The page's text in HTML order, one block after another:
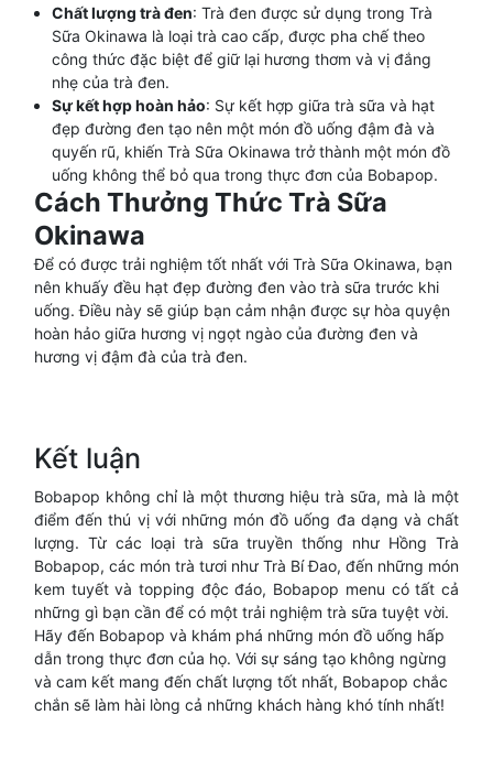
Chất lượng trà đen: Trà đen được sử dụng trong Trà
Sữa Okinawa là loại trà cao cấp, được pha chế theo
công thức đặc biệt để giữ lại hương thơm và vị đắng
nhẹ của trà đen.
Sự kết hợp hoàn hảo: Sự kết hợp giữa trà sữa và hạt
đẹp đường đen tạo nên một món đồ uống đậm đà và
quyến rũ, khiến Trà Sữa Okinawa trở thành một món đồ
uống không thể bỏ qua trong thực đơn của Bobapop.
Cách Thưởng Thức Trà Sữa
Okinawa
Để có được trải nghiệm tốt nhất với Trà Sữa Okinawa, bạn
nên khuấy đều hạt đẹp đường đen vào trà sữa trước khi
uống. Điều này sẽ giúp bạn cảm nhận được sự hòa quyện
hoàn hảo giữa hương vị ngọt ngào của đường đen và
hương vị đậm đà của trà đen.
Kết luận
Bobapop không chỉ là một thương hiệu trà sữa, mà là một
điểm đến thú vị với những món đồ uống đa dạng và chất
lượng. Từ các loại trà sữa truyền thống như Hồng Trà
Bobapop, các món trà tươi như Trà Bí Đao, đến những món
kem tuyết và topping độc đáo, Bobapop menu có tất cả
những gì bạn cần để có một trải nghiệm trà sữa tuyệt vời.
Hãy đến Bobapop và khám phá những món đồ uống hấp
dẫn trong thực đơn của họ. Với sự sáng tạo không ngừng
và cam kết mang đến chất lượng tốt nhất, Bobapop chắc
chắn sẽ làm hài lòng cả những khách hàng khó tính nhất!